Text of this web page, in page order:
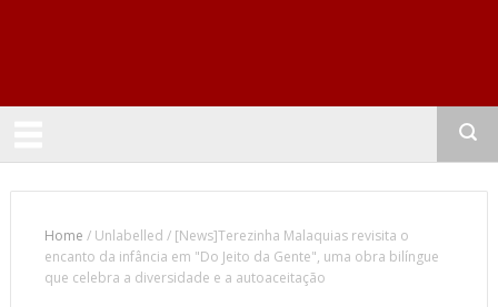
Home /Unlabelled / [News]Terezinha Malaquias revisita o
encanto da infância em "Do Jeito da Gente", uma obra bilíngue
que celebra a diversidade e a autoaceitação